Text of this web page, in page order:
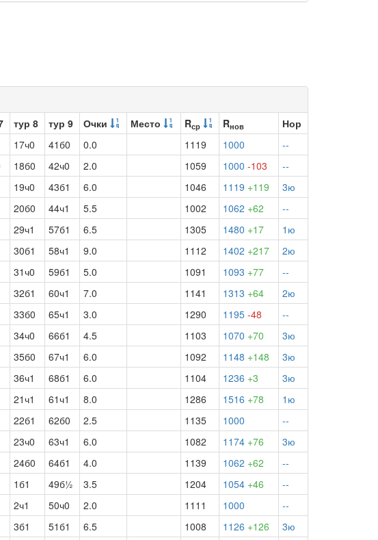
тур 8 тур 9 Очки Место Rср Rнов
Нор
17ч0 41б0 0.0 1119 1000
--
18б0 42ч0 2.0 1059 1000 -103
--
19ч0 43б1 6.0 1046 1119 +119
3ю
20б0 44ч1 5.5 1002 1062 +62
--
29ч1 57б1 6.5 1305 1480 +17
1ю
30б1 58ч1 9.0 1112 1402 +217
2ю
31ч0 59б1 5.0 1091 1093 +77
--
32б1 60ч1 7.0 1141 1313 +64
2ю
33б0 65ч1 3.0 1290 1195 -48
--
34ч0 66б1 4.5 1103 1070 +70
3ю
35б0 67ч1 6.0 1092 1148 +148
3ю
36ч1 68б1 6.0 1104 1236 +3
3ю
21ч1 61ч1 8.0 1286 1516 +78
1ю
22б1 62б0 2.5 1135 1000
--
23ч0 63ч1 6.0 1082 1174 +76
3ю
24б0 64б1 4.0 1139 1062 +62
--
1б1 49б½ 3.5 1204 1054 +46
--
2ч1 50ч0 2.0 1111 1000
--
3б1 51б1 6.5 1008 1126 +126
3ю